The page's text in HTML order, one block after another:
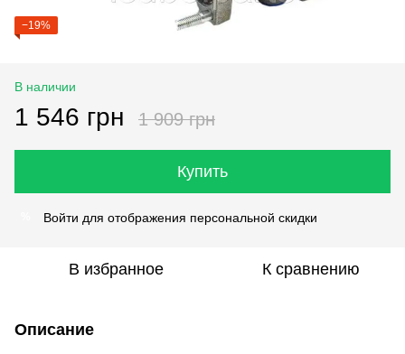
−19%
В наличии
1 546 грн 1 909 грн
Купить
Войти для отображения персональной скидки
В избранное К сравнению
Описание